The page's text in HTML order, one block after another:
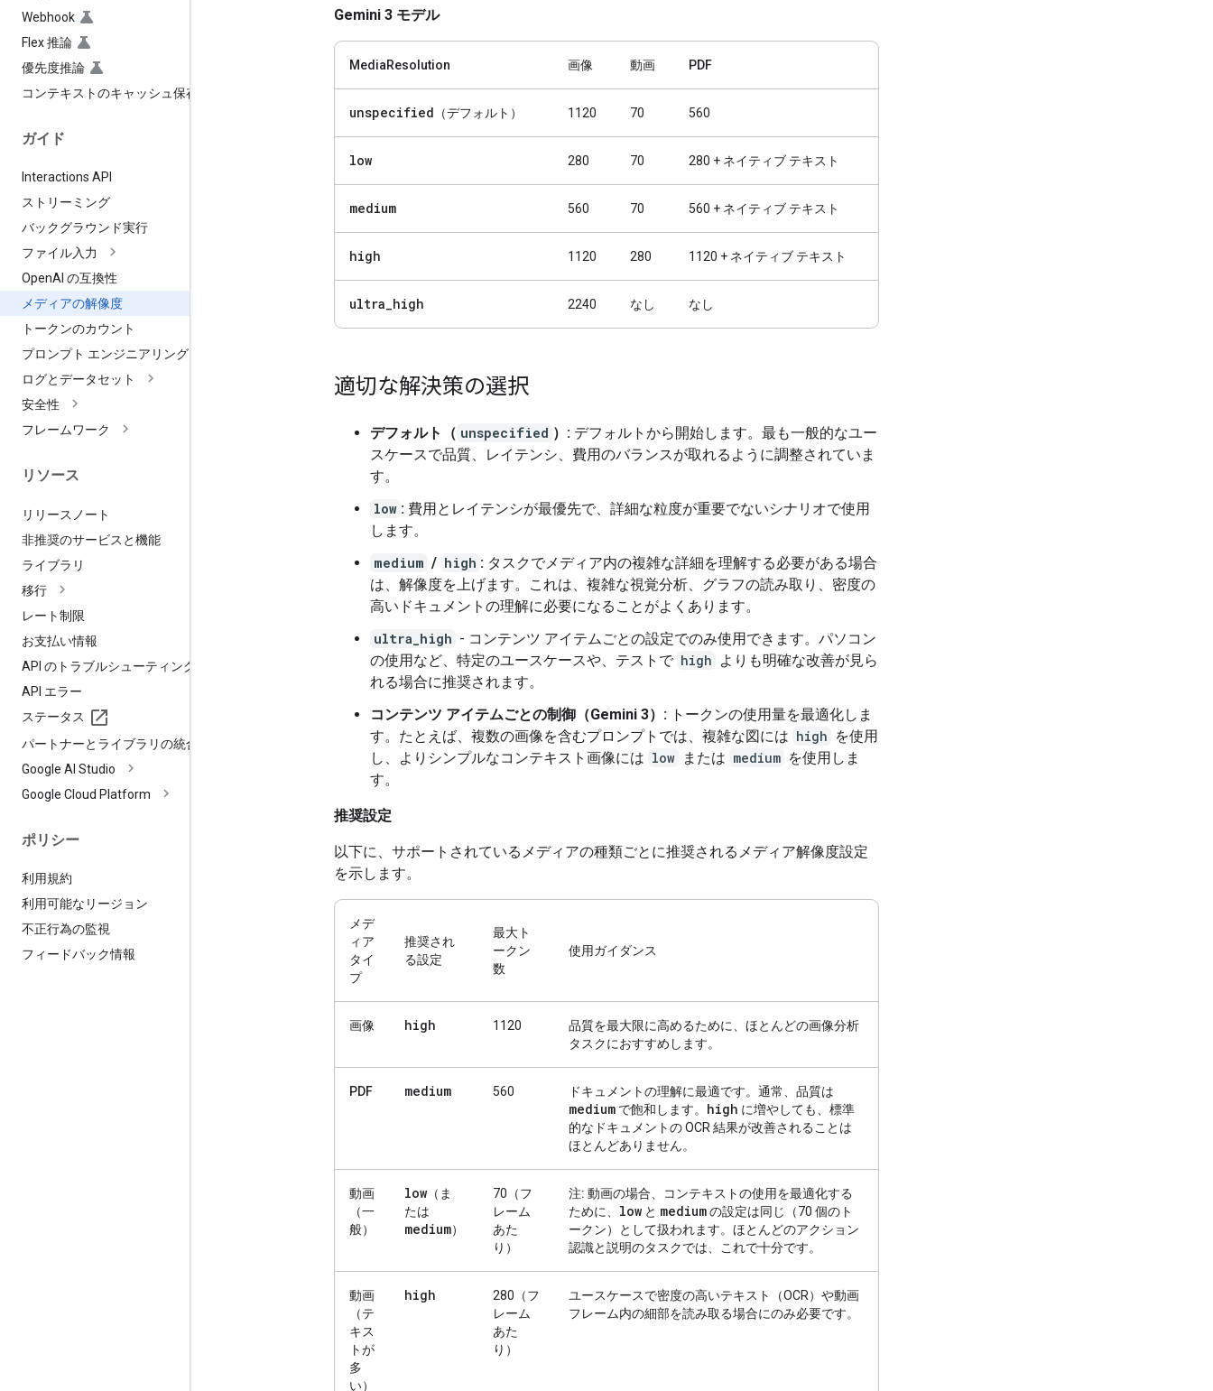
Webhook
Flex 推論
優先度推論
コンテキストのキャッシュ保存
ガイド
Interactions API
ストリーミング
バックグラウンド実行
ファイル入力
OpenAI の互換性
メディアの解像度
トークンのカウント
プロンプト エンジニアリング
ログとデータセット
安全性
フレームワーク
リソース
リリースノート
非推奨のサービスと機能
ライブラリ
移行
レート制限
お支払い情報
API のトラブルシューティング
API エラー
ステータス
パートナーとライブラリの統合
Google AI Studio
Google Cloud Platform
ポリシー
利用規約
利用可能なリージョン
不正行為の監視
フィードバック情報
Gemini 3 モデル
MediaResolution 画像 動画 PDF
unspecified （デフォルト） 1120 70 560
low 280 70 280 + ネイティブ テキスト
medium 560 70 560 + ネイティブ テキスト
high 1120 280 1120 + ネイティブ テキスト
ultra_high 2240 なし なし
適切な解決策の選択
デフォルト（ unspecified ）: デフォルトから開始します。最も一般的なユー
スケースで品質、レイテンシ、費用のバランスが取れるように調整されていま
す。
low : 費用とレイテンシが最優先で、詳細な粒度が重要でないシナリオで使用
します。
medium / high : タスクでメディア内の複雑な詳細を理解する必要がある場合
は、解像度を上げます。これは、複雑な視覚分析、グラフの読み取り、密度の
高いドキュメントの理解に必要になることがよくあります。
ultra_high - コンテンツ アイテムごとの設定でのみ使用できます。パソコン
の使用など、特定のユースケースや、テストで high よりも明確な改善が見ら
れる場合に推奨されます。
コンテンツ アイテムごとの制御（Gemini 3）: トークンの使用量を最適化しま
す。たとえば、複数の画像を含むプロンプトでは、複雑な図には high を使用
し、よりシンプルなコンテキスト画像には low または medium を使用しま
す。
推奨設定
以下に、サポートされているメディアの種類ごとに推奨されるメディア解像度設定
を示します。
メデ
ィア
タイ
プ
推奨され
る設定
最大ト
ークン
数
使用ガイダンス
画像 high 1120
品質を最大限に高めるために、ほとんどの画像分析
タスクにおすすめします。
PDF medium 560 ドキュメントの理解に最適です。通常、品質は
medium で飽和します。 high に増やしても、標準
的なドキュメントの OCR 結果が改善されることは
ほとんどありません。
動画
（一
般）
low （ま
たは
medium）
70（フ
レーム
あた
り）
注: 動画の場合、コンテキストの使用を最適化する
ために、 low と mediumの設定は同じ（70 個のト
ークン）として扱われます。ほとんどのアクション
認識と説明のタスクでは、これで十分です。
動画
（テ
キス
トが
多
い）
high
280（フ
レーム
あた
り）
ユースケースで密度の高いテキスト（OCR）や動画
フレーム内の細部を読み取る場合にのみ必要です。